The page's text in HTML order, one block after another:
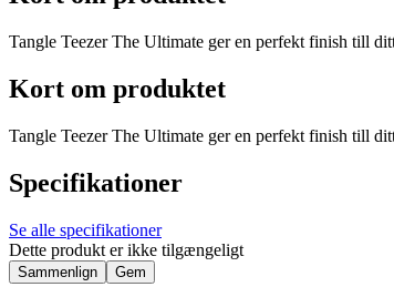
Tangle Teezer The Ultimate ger en perfekt finish till
Kort om produktet
Tangle Teezer The Ultimate ger en perfekt finish till
Specifikationer
Se alle specifikationer
Dette produkt er ikke tilgængeligt
Sammenlign Gem